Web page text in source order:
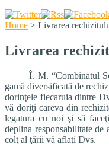
Home > Livrarea
Livrarea
Î. M. “Combinatul
gamă diversificată de
dorinţele fiecaruia dintre
vă doriţi careva din
legatura cu noi şi să
deplina responsabilitate
colţ al ţării vă aflaţi Dvs.